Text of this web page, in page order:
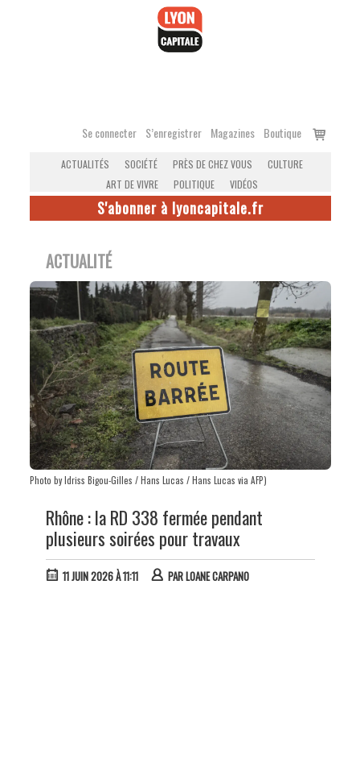
Se connecter S’enregistrer Magazines Boutique
Voir
ACTUALITÉS SOCIÉTÉ PRÈS DE CHEZ VOUS
CULTURE
ART DE VIVRE
POLITIQUE VIDÉOS
S'abonner à lyoncapitale.fr
ACTUALITÉ
Photo by Idriss Bigou-Gilles / Hans Lucas / Hans Lucas via AFP)
Rhône : la RD 338 fermée pendant
plusieurs soirées pour travaux
11 JUIN 2026 À 11:11 PARLOANE CARPANO